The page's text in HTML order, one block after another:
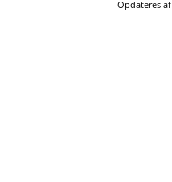
Opdateres af